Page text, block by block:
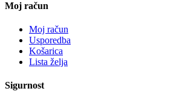
Moj račun
Moj račun
Usporedba
Košarica
Lista želja
Sigurnost